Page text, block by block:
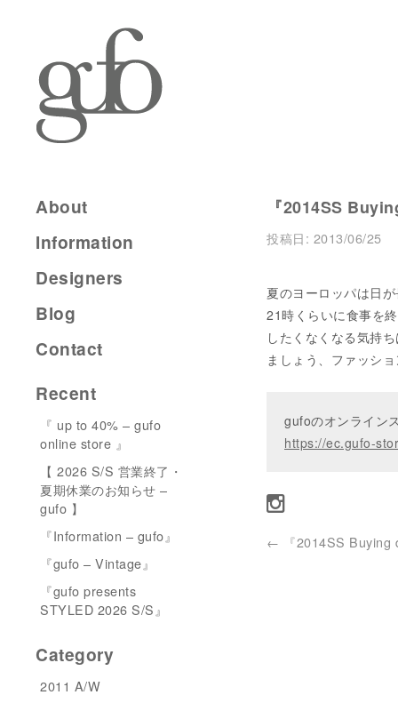
『2014SS
投稿日: 2013/06/25
夏のヨーロッパは日
21時くらいに食事を
したくなくなる気持
ましょう、ファッシ
gufoのオンライン
https://ec.gufo-
← 『2014SS
About
Information
Designers
Blog
Contact
Recent
『 up to 40% – gufo
online store 』
【 2026 S/S 営業終了・
夏期休業のお知らせ –
gufo 】
『Information – gufo』
『gufo – Vintage』
『gufo presents
STYLED 2026 S/S』
Category
2011 A/W